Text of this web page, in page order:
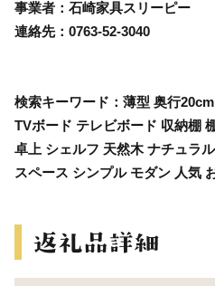
事業者：石崎家具スリーピー
連絡先：0763-52-3040
検索キーワード：薄型 奥行
TVボード テレビボード 収納棚
卓上 シェルフ 天然木 ナチュラ
スペース シンプル モダン 人気